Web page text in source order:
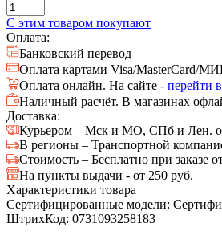
С этим товаром покупают
Оплата:
Банковский перевод
Оплата картами Visa/MasterCard/
Оплата онлайн. На сайте - перейти
Наличный расчёт. В магазинах
Доставка:
Курьером – Мск и МО, СПб и Лен.
В регионы – Транспортной
Стоимость – Бесплатно при заказе
На пункты выдачи - от 250 руб.
Характеристики товара
Сертифицированные модели:
ШтрихКод: 0731093258183